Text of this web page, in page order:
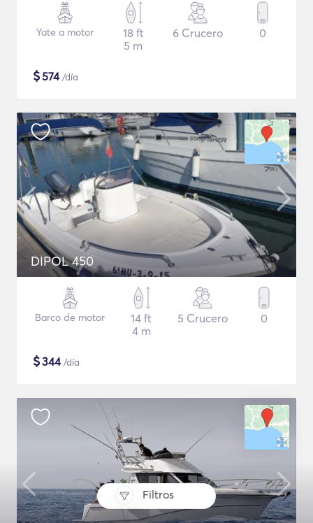
Filtros
Yate a motor
18 ft
5 m
6 Crucero 0
$574/día
DIPOL 450
Barco de motor
14 ft
4 m
5 Crucero 0
$344/día